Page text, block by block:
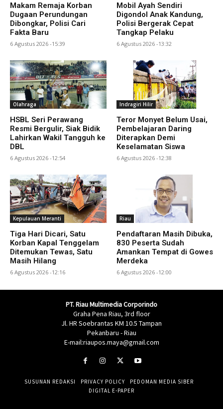
Makam Remaja Korban
Dugaan Perundungan
Dibongkar, Polisi Cari
Fakta Baru
6 Agustus 2026 -15:39
Mobil Ayah Sendiri
Digondol Anak Kandung,
Polisi Bergerak Cepat
Tangkap Pelaku
6 Agustus 2026 -13:32
Olahraga
HSBL Seri Perawang
Resmi Bergulir, Siak Bidik
Lahirkan Wakil Tangguh ke
DBL
6 Agustus 2026 -12:54
Indragiri Hilir
Teror Monyet Belum Usai,
Pembelajaran Daring
Diterapkan Demi
Keselamatan Siswa
6 Agustus 2026 -12:38
Kepulauan Meranti
Tiga Hari Dicari, Satu
Korban Kapal Tenggelam
Ditemukan Tewas, Satu
Masih Hilang
6 Agustus 2026 -12:16
Riau
Pendaftaran Masih Dibuka,
830 Peserta Sudah
Amankan Tempat di Gowes
Merdeka
6 Agustus 2026 -12:00
PT. Riau Multimedia Corporindo
Graha Pena Riau, 3rd floor
Jl. HR Soebrantas KM 10.5 Tampan
Pekanbaru - Riau
E-mail:riaupos.maya@gmail.com
SUSUNAN REDAKSI PRIVACY POLICY
PEDOMAN MEDIA SIBER
DIGITAL E-PAPER